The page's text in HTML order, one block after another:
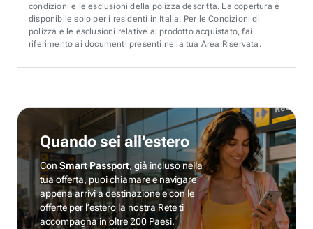
condizioni e le esclusioni della polizza descritta. La copertura è
disponibile solo per i residenti in Italia. Per le Condizioni di
polizza e le esclusioni relative al prodotto acquistato, fai
riferimento ai documenti presenti nella tua Area Riservata.
Quando sei all'estero
ConSmart Passport, già incluso nella
tua offerta, puoi chiamare e navigare
appena arrivi a destinazione e con le
offerte per l’estero la nostra Rete ti
accompagna in oltre 200 Paesi.